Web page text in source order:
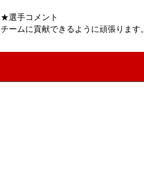
★選手コメント
チームに貢献できるように頑張ります。